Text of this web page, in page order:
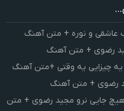
عاشقی و نوره + متن آهنگ
رضوی + متن آهنگ
یه چیزایی یه وقتی +متن آهنگ
رضوی + متن آهنگ
جایی نرو مجید رضوی + متن